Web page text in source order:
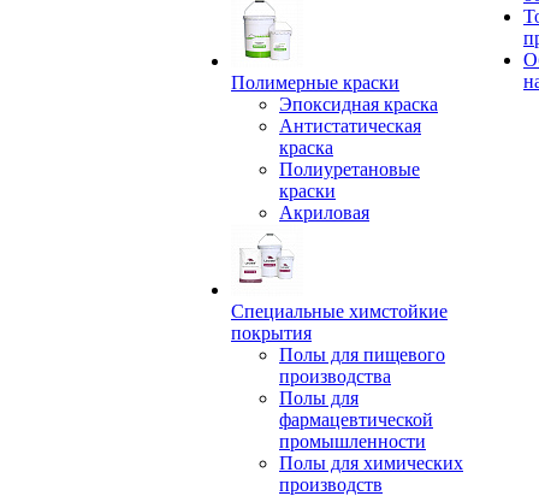
Полимерные краски
Эпоксидная краска
Антистатическая
краска
Полиуретановые
краски
Акриловая
Специальные химстойкие
покрытия
Полы для пищевого
производства
Полы для
фармацевтической
промышленности
Полы для химических
производств